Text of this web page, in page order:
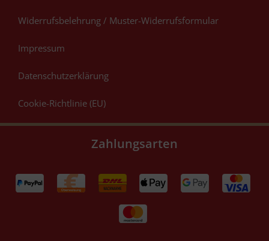
Widerrufsbelehrung / Muster-Widerrufsformular
Impressum
Datenschutzerklärung
Cookie-Richtlinie (EU)
Zahlungsarten